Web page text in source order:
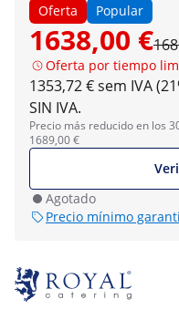
Oferta Popular
1638,00 €
Oferta por tiempo
1353,72 € sem IVA
SIN IVA.
Precio más reducido en los
1689,00 €
Agotado
Precio mínimo